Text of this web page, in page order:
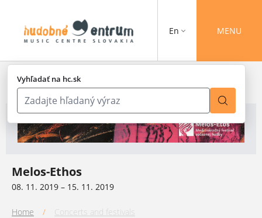
Vyhľadať na hc.sk
En MENU
Melos-Ethos
08. 11. 2019 – 15. 11. 2019
Home / Concerts and festivals